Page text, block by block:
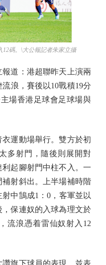
碼。\大公報記者朱家立攝
道：港超聯昨天上演兩
浪，賽後以10戰積19分
場香港足球會足球場與
運動場舉行。雙方於初
多射門，隨後則展開對
起腳射門中柱不入。一
射斜出。上半場補時階
中鵠成1：0，客軍並以
保連奴的入球為理文於
流浪憑着雷仙奴射入12